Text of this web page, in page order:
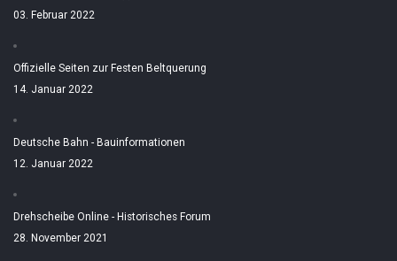
03. Februar 2022
Offizielle Seiten zur Festen Beltquerung
14. Januar 2022
Deutsche Bahn - Bauinformationen
12. Januar 2022
Drehscheibe Online - Historisches Forum
28. November 2021